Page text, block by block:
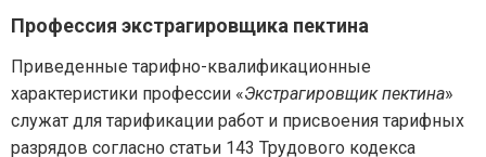
Профессия экстрагировщика пектина
Приведенные тарифно-квалификационные
характеристики профессии «Экстрагировщик пектина»
служат для тарификации работ и присвоения тарифных
разрядов согласно статьи 143 Трудового кодекса